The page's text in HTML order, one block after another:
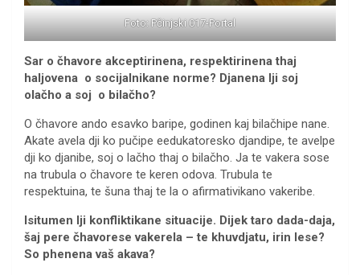
Foto: Pčinjski 017-Portal
Sar o čhavore akceptirinena, respektirinena thaj
haljovena o socijalnikane norme? Djanena lji soj
olačho a soj o bilačho?
O čhavore ando esavko baripe, godinen kaj bilačhipe nane.
Akate avela dji ko pučipe eedukatoresko djandipe, te avelpe
dji ko djanibe, soj o lačho thaj o bilačho. Ja te vakera sose
na trubula o čhavore te keren odova. Trubula te
respektuina, te šuna thaj te la o afirmativikano vakeribe.
Isitumen lji konfliktikane situacije. Dijek taro dada-daja,
šaj pere čhavorese vakerela – te khuvdjatu, irin lese?
So phenena vaš akava?